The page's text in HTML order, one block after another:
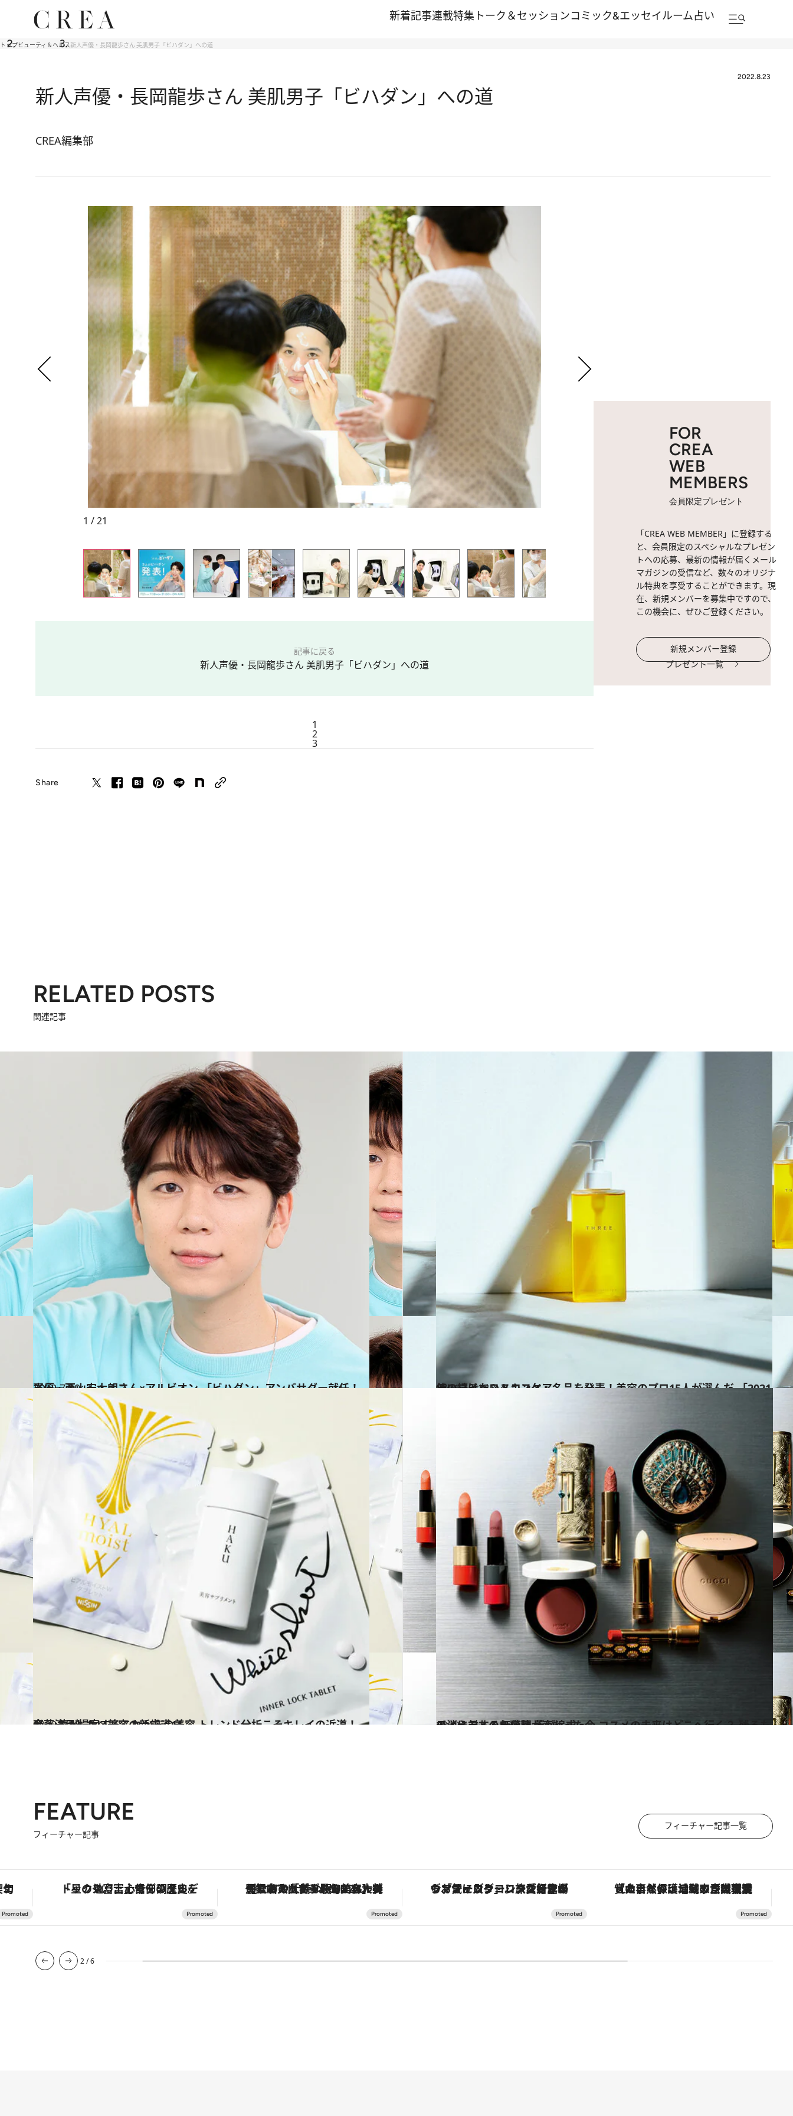
新着記事連載特集 トーク＆セッションコミック&エッセイルーム占い
トップビューティ＆ヘルス新人声優・長岡龍歩さん 美肌男子「ビハダン」への道
2022.8.23
新人声優・長岡龍歩さん 美肌男子「ビハダン」への道
CREA編集部
1 / 21
記事に戻る
新人声優・長岡龍歩さん 美肌男子「ビハダン」への道
1
2
3
Share
FOR
CREA
WEB
MEMBERS
会員限定プレゼント
「CREA WEB MEMBER」に登録する
と、会員限定のスペシャルなプレゼン
トへの応募、最新の情報が届くメール
マガジンの受信など、数々のオリジナ
ル特典を享受することができます。現
在、新規メンバーを募集中ですので、
この機会に、ぜひご登録ください。
新規メンバー登録
プレゼント一覧
RELATED POSTS
関連記事
2022.7.29
声優・西山宏太朗さん×アルビオン 「ビハダン」アンバサダー就任！
ビューティ＆ヘルス 2021.12.12
使い続けたいスキンケア名品を発表！美容のプロ15人が選んだ 「2021年のマイベストコスメ」
ビューティ＆ヘルス
2022.6.30
齋藤 薫が提案するこれからの美容 トレンド分析こそキレイの近道！ 今、注目したい美容の新常識11
ビューティ＆ヘルス 2022.1.2
モノに対する価値観が変わった今 コスメの未来はどこへ行く？ 残るもの消えるものを齋藤 薫が追求
ビューティ＆ヘルス
FEATURE
フィーチャー記事
フィーチャー記事一覧
で満喫！ 「星のや富士」でデジタルデトックス。冨士信仰の歴史を辿り、心身を調える。 【銀座で出合う最旬美容】美髪ケアや上質な眠り…セルフケアのアップデートから、特別な名入れギフトまで。大人のための「ReFa GINZA」クルーズ ヴァシュロン・コンスタンタン「オーヴァーシーズ・オートマティック」。旅愛好家のお気に入りコレクションから、ジェンダーレスな新作が登場 「大事なのは地域の意識を変えること」。ロレックス賞受賞の自然保護活動家が実現させたナイジェリアの自然環境の復活
2/6